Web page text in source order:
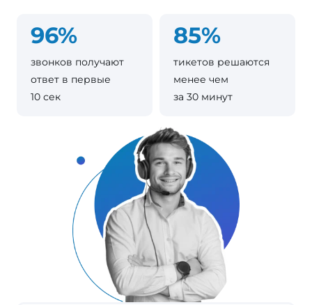
96%
звонков получают
ответ в первые
10 сек
85%
тикетов решаются
менее чем
за 30 минут